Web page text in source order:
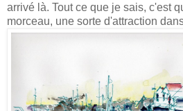
arrivé là. Tout ce que je sais, c'est
morceau, une sorte d'attraction